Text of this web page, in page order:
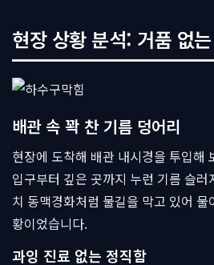
현장 상황 분석: 거품 없
배관 속 꽉 찬 기름 덩어리
현장에 도착해 배관 내시경을 투입해
입구부터 깊은 곳까지 누런 기름 슬
치 동맥경화처럼 물길을 막고 있어
황이었습니다.
과잉 진료 없는 정직함